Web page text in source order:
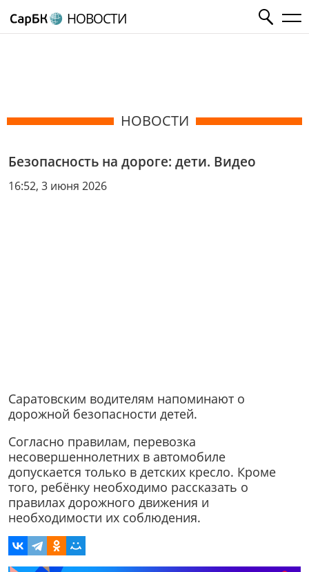
НОВОСТИ
НОВОСТИ
Безопасность на дороге: дети. Видео
16:52, 3 июня 2026
Саратовским водителям напоминают о
дорожной безопасности детей.
Согласно правилам, перевозка
несовершеннолетних в автомобиле
допускается только в детских кресло. Кроме
того, ребёнку необходимо рассказать о
правилах дорожного движения и
необходимости их соблюдения.